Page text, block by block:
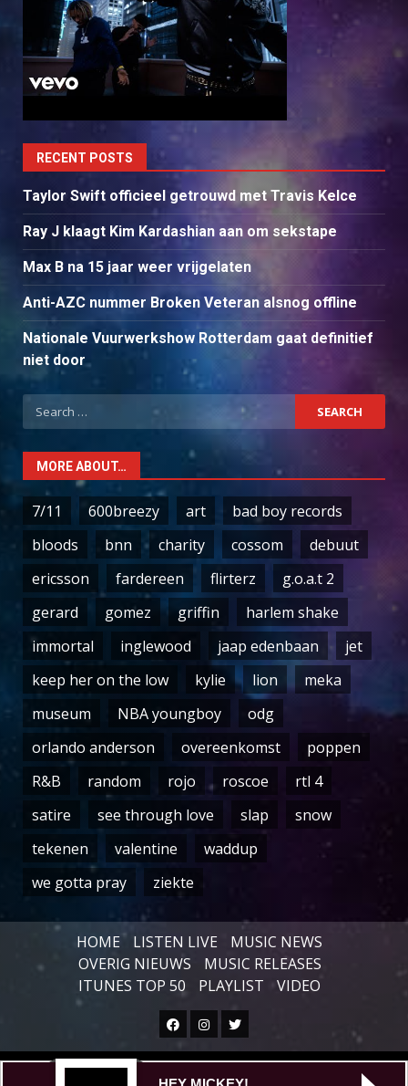
RECENT POSTS
Taylor Swift officieel getrouwd met Travis Kelce
Ray J klaagt Kim Kardashian aan om sekstape
Max B na 15 jaar weer vrijgelaten
Anti-AZC nummer Broken Veteran alsnog offline
Nationale Vuurwerkshow Rotterdam gaat definitief
niet door
Search
for:
MORE ABOUT…
7/11 600breezy art
bad boy records
bloods
bnn charity cossom
debuut
ericsson
fardereen flirterz
g.o.a.t 2
gerard
gomez griffin
harlem shake
immortal
inglewood jaap edenbaan
jet
keep her on the low
kylie lion
meka
museum
NBA youngboy
odg
orlando anderson
overeenkomst
poppen
R&B
random rojo roscoe
rtl 4
satire
see through love slap
snow
tekenen
valentine
waddup
we gotta pray
ziekte
HOME LISTEN LIVE
MUSIC NEWS
OVERIG NIEUWS
MUSIC RELEASES
ITUNES TOP 50
PLAYLIST VIDEO
Facebook
Instagram
Twitter
Copyright © All rights reserved.